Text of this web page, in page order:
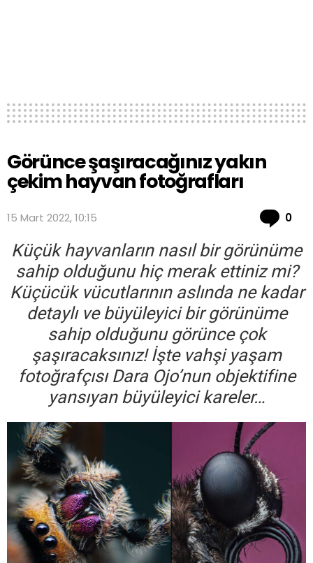
Görünce şaşıracağınız yakın
çekim hayvan fotoğrafları
15 Mart 2022, 10:15 0
Küçük hayvanların nasıl bir görünüme
sahip olduğunu hiç merak ettiniz mi?
Küçücük vücutlarının aslında ne kadar
detaylı ve büyüleyici bir görünüme
sahip olduğunu görünce çok
şaşıracaksınız! İşte vahşi yaşam
fotoğrafçısı Dara Ojo’nun objektifine
yansıyan büyüleyici kareler…